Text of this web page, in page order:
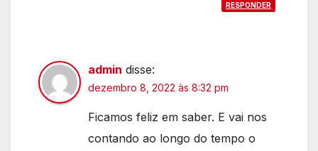
RESPONDER
admin disse:
dezembro 8, 2022 às 8:32 pm
Ficamos feliz em saber. E vai nos
contando ao longo do tempo o